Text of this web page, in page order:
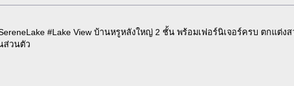
#Lake View บ้านหรูหลังใหญ่ 2 ชั้น พร้อมเฟอร์นิเจอร์ครบ ตกแต่ง
ส่วนตัว